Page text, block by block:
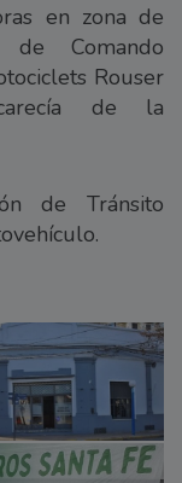
en zona de
Comando
Rouser
de la
de Tránsito